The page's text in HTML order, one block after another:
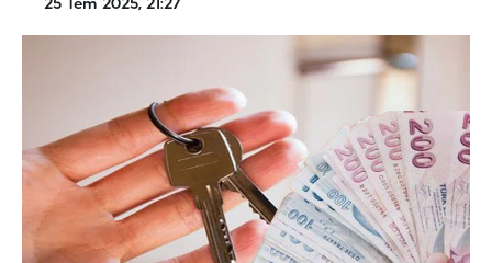
25 Tem 2025, 21:27